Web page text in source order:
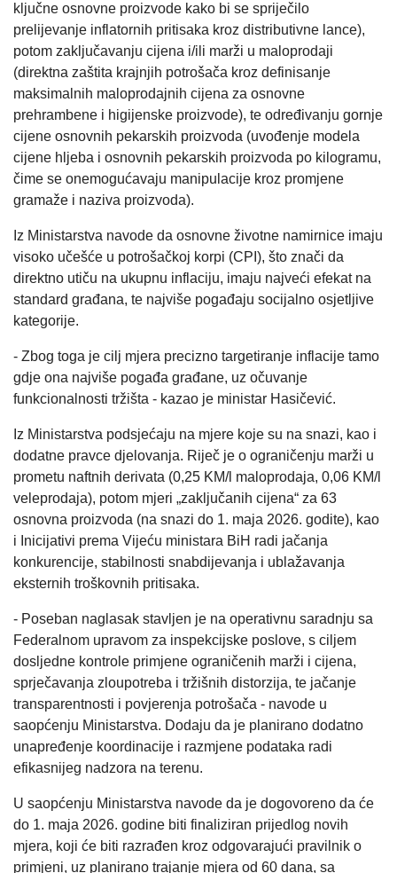
ključne osnovne proizvode kako bi se spriječilo
prelijevanje inflatornih pritisaka kroz distributivne lance),
potom zaključavanju cijena i/ili marži u maloprodaji
(direktna zaštita krajnjih potrošača kroz definisanje
maksimalnih maloprodajnih cijena za osnovne
prehrambene i higijenske proizvode), te određivanju gornje
cijene osnovnih pekarskih proizvoda (uvođenje modela
cijene hljeba i osnovnih pekarskih proizvoda po kilogramu,
čime se onemogućavaju manipulacije kroz promjene
gramaže i naziva proizvoda).
Iz Ministarstva navode da osnovne životne namirnice imaju
visoko učešće u potrošačkoj korpi (CPI), što znači da
direktno utiču na ukupnu inflaciju, imaju najveći efekat na
standard građana, te najviše pogađaju socijalno osjetljive
kategorije.
- Zbog toga je cilj mjera precizno targetiranje inflacije tamo
gdje ona najviše pogađa građane, uz očuvanje
funkcionalnosti tržišta - kazao je ministar Hasičević.
Iz Ministarstva podsjećaju na mjere koje su na snazi, kao i
dodatne pravce djelovanja. Riječ je o ograničenju marži u
prometu naftnih derivata (0,25 KM/l maloprodaja, 0,06 KM/l
veleprodaja), potom mjeri „zaključanih cijena“ za 63
osnovna proizvoda (na snazi do 1. maja 2026. godite), kao
i Inicijativi prema Vijeću ministara BiH radi jačanja
konkurencije, stabilnosti snabdijevanja i ublažavanja
eksternih troškovnih pritisaka.
- Poseban naglasak stavljen je na operativnu saradnju sa
Federalnom upravom za inspekcijske poslove, s ciljem
dosljedne kontrole primjene ograničenih marži i cijena,
sprječavanja zloupotreba i tržišnih distorzija, te jačanje
transparentnosti i povjerenja potrošača - navode u
saopćenju Ministarstva. Dodaju da je planirano dodatno
unapređenje koordinacije i razmjene podataka radi
efikasnijeg nadzora na terenu.
U saopćenju Ministarstva navode da je dogovoreno da će
do 1. maja 2026. godine biti finaliziran prijedlog novih
mjera, koji će biti razrađen kroz odgovarajući pravilnik o
primjeni, uz planirano trajanje mjera od 60 dana, sa